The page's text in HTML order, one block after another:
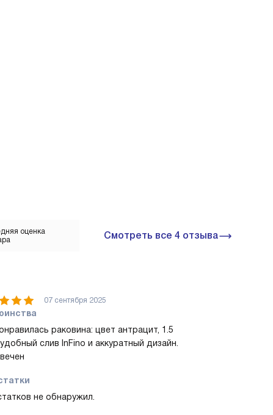
оценка
Смотреть все 4 отзыва
07 сентября 2025
раковина: цвет антрацит, 1.5
слив InFino и аккуратный дизайн.
не обнаружил.